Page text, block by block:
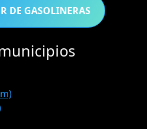
DE GASOLINERAS